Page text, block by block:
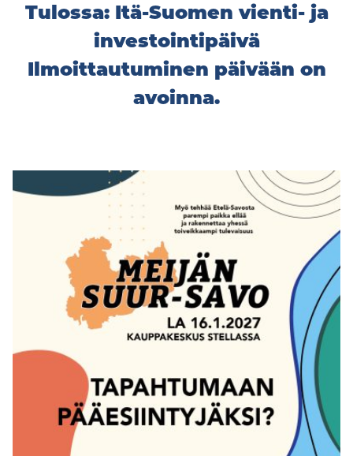
Tulossa: Itä-Suomen vienti- ja
investointipäivä
Ilmoittautuminen päivään on
avoinna.